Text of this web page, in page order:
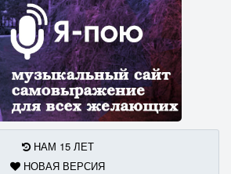
НАМ 15 ЛЕТ
НОВАЯ ВЕРСИЯ